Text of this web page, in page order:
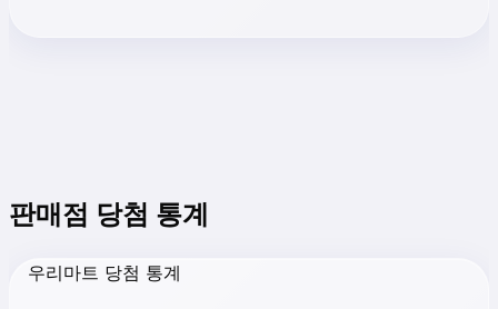
판매점 당첨 통계
우리마트 당첨 통계